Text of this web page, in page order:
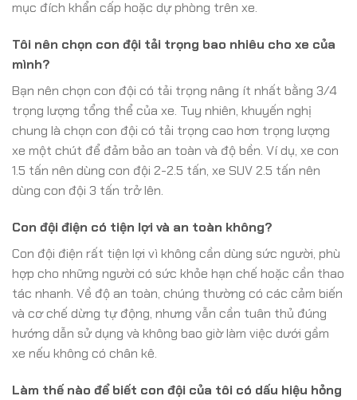
mục đích khẩn cấp hoặc dự phòng trên xe.
Tôi nên chọn con đội tải trọng bao nhiêu cho xe của
mình?
Bạn nên chọn con đội có tải trọng nâng ít nhất bằng 3/4
trọng lượng tổng thể của xe. Tuy nhiên, khuyến nghị
chung là chọn con đội có tải trọng cao hơn trọng lượng
xe một chút để đảm bảo an toàn và độ bền. Ví dụ, xe con
1.5 tấn nên dùng con đội 2-2.5 tấn, xe SUV 2.5 tấn nên
dùng con đội 3 tấn trở lên.
Con đội điện có tiện lợi và an toàn không?
Con đội điện rất tiện lợi vì không cần dùng sức người, phù
hợp cho những người có sức khỏe hạn chế hoặc cần thao
tác nhanh. Về độ an toàn, chúng thường có các cảm biến
và cơ chế dừng tự động, nhưng vẫn cần tuân thủ đúng
hướng dẫn sử dụng và không bao giờ làm việc dưới gầm
xe nếu không có chân kê.
Làm thế nào để biết con đội của tôi có dấu hiệu hỏng